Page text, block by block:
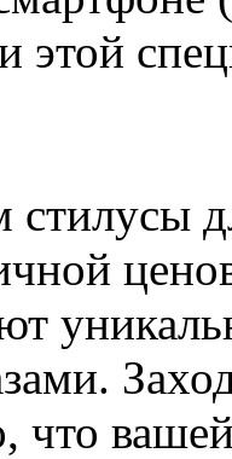
этой
что